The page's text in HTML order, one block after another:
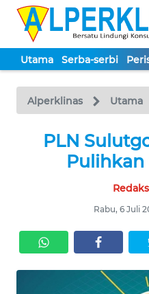
Utama Serba-serbi
Alperklinas Utama
PLN
Pulihkan
Rabu, 6 Juli
TV
Tutup
UTAMA
PERISTIWA
TOKOH